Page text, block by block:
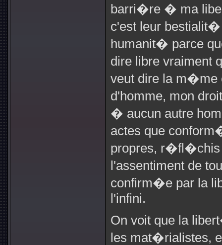
barri�re � ma
c'est leur
humanit� parce
dire libre vraiment
veut dire la m�me
d'homme, mon
� aucun autre
actes que
propres, r�fl�chis
l'assentiment de
confirm�e par la
l'infini.
On voit que la
les mat�rialistes,